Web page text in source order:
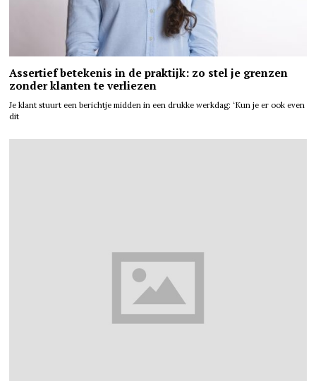
Assertief betekenis in de praktijk: zo stel je grenzen
zonder klanten te verliezen
Je klant stuurt een berichtje midden in een drukke werkdag: ‘Kun je er ook even
dit